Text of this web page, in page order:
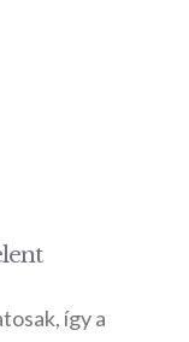
így a